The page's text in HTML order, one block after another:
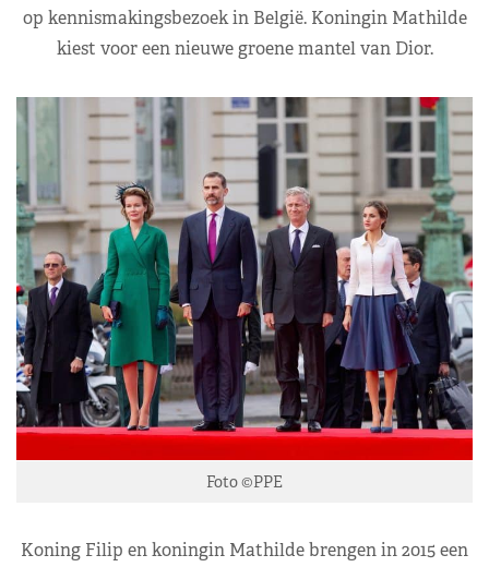
op kennismakingsbezoek in België. Koningin Mathilde
kiest voor een nieuwe groene mantel van Dior.
Foto ©PPE
Koning Filip en koningin Mathilde brengen in 2015 een